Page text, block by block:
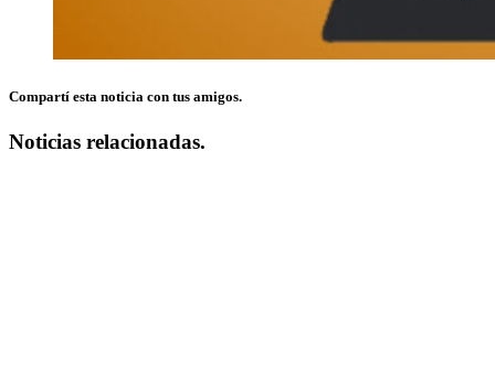
Compartí esta noticia con tus amigos.
Noticias relacionadas.